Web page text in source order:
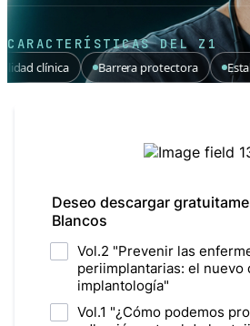
CARACTERÍSTICAS DEL Z1
Barrera protectora
Estabilidad tisular